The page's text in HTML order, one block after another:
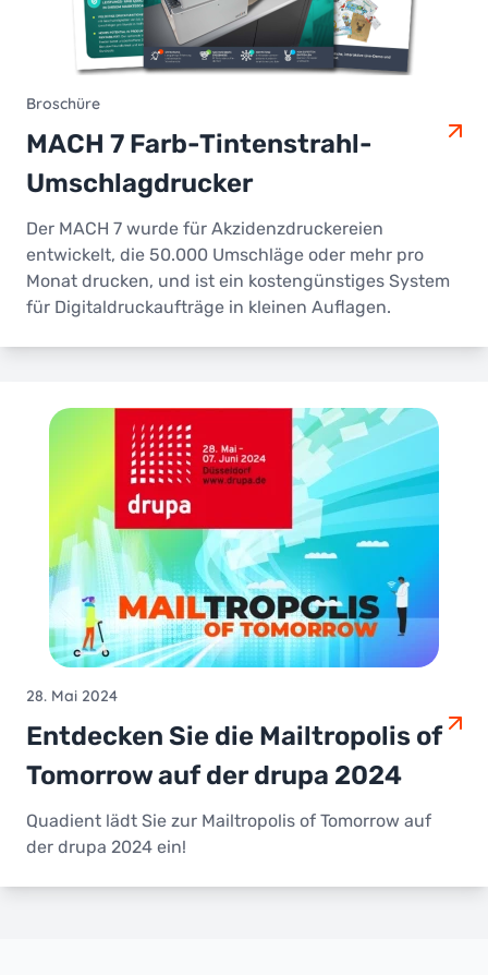
Broschüre
MACH 7 Farb-Tintenstrahl-
Umschlagdrucker
Der MACH 7 wurde für Akzidenzdruckereien
entwickelt, die 50.000 Umschläge oder mehr pro
Monat drucken, und ist ein kostengünstiges System
für Digitaldruckaufträge in kleinen Auflagen.
28. Mai 2024
Entdecken Sie die Mailtropolis of
Tomorrow auf der drupa 2024
Quadient lädt Sie zur Mailtropolis of Tomorrow auf
der drupa 2024 ein!